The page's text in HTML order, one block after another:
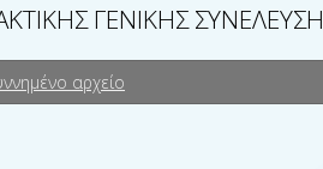
ΓΕΝΙΚΗΣ
αρχείο